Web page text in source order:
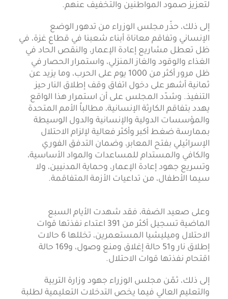
لتعزيز صمود المواطنين والتخفيف عنهم.
إلى ذلك، حذّر مجلس الوزراء من تدهور الوضع
الإنساني وتفاقم معاناة أبناء شعبنا في قطاع غزة، في
ظل تعطل مشاريع إعادة الإعمار، والنقص الحاد في
الغذاء والوقود والغاز المنزلي، واستمرار الحصار في
ظل مرور أكثر من 1000 يوم على الحرب، وما يزيد عن
ثمانية أشهر على دخول اتفاق وقف إطلاق النار حيز
التنفيذ. وشدّد المجلس على أن استمرار هذا الواقع
يهدد بتفاقم الكارثة الإنسانية، مطالباً الأمم المتحدة
والمؤسسات الدولية والإنسانية والدول الوسيطة
بممارسة ضغط أكبر وأكثر فعالية لإلزام الاحتلال
الإسرائيلي بفتح المعابر، وضمان التدفق الفوري
والكافي والمستدام للمساعدات والمواد الأساسية،
وتسريع جهود إعادة الإعمار، وحماية المدنيين، ولا
سيما الأطفال، من تداعيات الأزمة المتفاقمة.
وعلى صعيد الضفة، فقد شهدت الأيام السبع
الماضية تسجيل أكثر من 391 اعتداء نفذتها قوات
الاحتلال وميليشيا المستعمرين، تخللها 6 حالات
إطلاق نار و51 حالة إغلاق ومنع وصول، و169 حالة
اقتحام نفذتها قوات الاحتلال.
إلى ذلك، ثمّن مجلس الوزراء جهود وزارة التربية
والتعليم العالي فيما يخص التدخلات التعليمية لطلبة